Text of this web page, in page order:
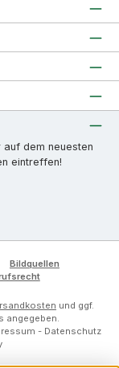
dem neuesten
eintreffen!
Bildquellen
und ggf.
angegeben.
- Datenschutz